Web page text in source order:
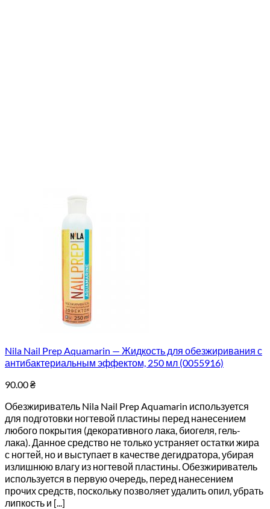
Nila Nail Prep Aquamarin — Жидкость для обезжиривания с
антибактериальным эффектом, 250 мл (0055916)
90.00₴
Обезжириватель Nila Nail Prep Aquamarin используется
для подготовки ногтевой пластины перед нанесением
любого покрытия (декоративного лака, биогеля, гель-
лака). Данное средство не только устраняет остатки жира
с ногтей, но и выступает в качестве дегидратора, убирая
излишнюю влагу из ногтевой пластины. Обезжириватель
используется в первую очередь, перед нанесением
прочих средств, поскольку позволяет удалить опил, убрать
липкость и [...]